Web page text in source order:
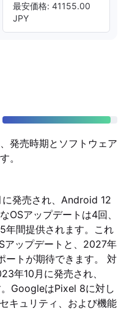
最安価格: 41155.00
JPY
発売時期とソフトウェア
。
発売され、Android 12
OSアップデートは4回、
年間提供されます。これ
アップデートと、2027年
ートが期待できます。 対
年10月に発売され、
GoogleはPixel 8に対し
キュリティ、および機能